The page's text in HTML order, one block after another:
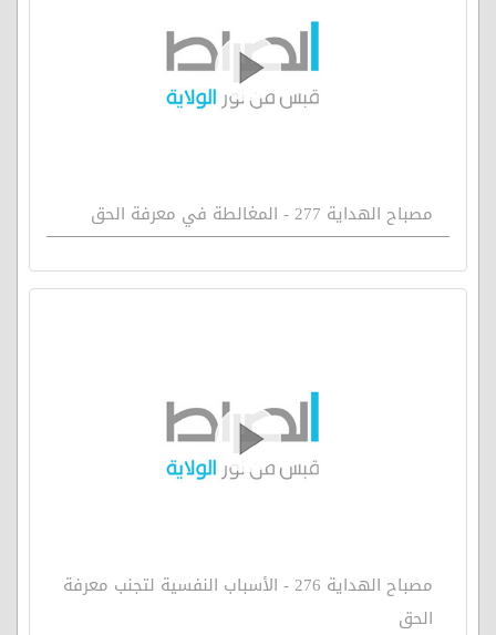
مصباح الهداية 277 - المغالطة في معرفة الحق
مصباح الهداية 276 - الأسباب النفسية لتجنب معرفة
الحق